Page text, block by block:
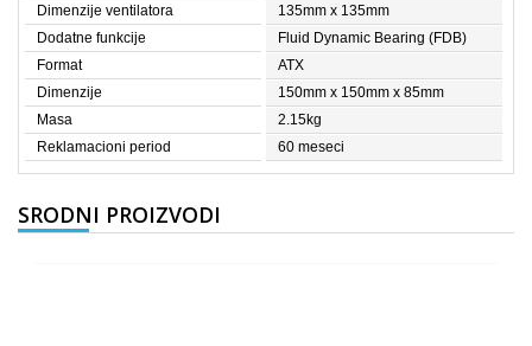
Dimenzije ventilatora
135mm x 135mm
Dodatne funkcije
Fluid Dynamic Bearing (FDB)
Format
ATX
Dimenzije
150mm x 150mm x 85mm
Masa
2.15kg
Reklamacioni period
60 meseci
SRODNI PROIZVODI